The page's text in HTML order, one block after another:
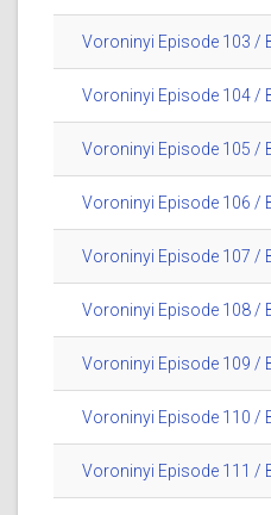
Voroninyi Episode 103 /
Voroninyi Episode 104 /
Voroninyi Episode 105 /
Voroninyi Episode 106 /
Voroninyi Episode 107 /
Voroninyi Episode 108 /
Voroninyi Episode 109 /
Voroninyi Episode 110 /
Voroninyi Episode 111 /